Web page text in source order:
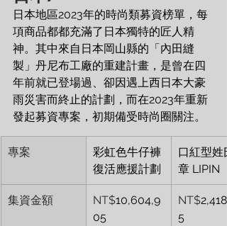
日本地區2023年的時尚類募資榜單，每
項商品都都充滿了日本獨特的匠人精
神。其中來自日本岡山縣的「內田縫
製」丹尼布工廠的重建計畫，是曾在四
年前就已登場過、卻因遇上西日本大豪
雨災害而終止的計劃，而在2023年重新
發起募資專案，初期備受時尚圈關注。
專案
彩虹色牛仔褲
復活應援計劃
口紅型姓
章 LIPIN
集資金額 NT$10,604,9
05
NT$
5